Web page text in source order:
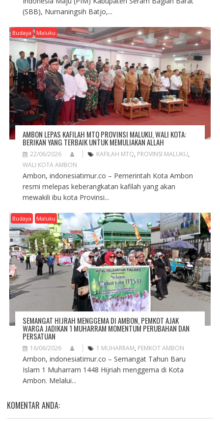
(SBB), Nurnaningsih Batjo,...
Budaya Maluku
AMBON LEPAS KAFILAH MTQ PROVINSI MALUKU, WALI KOTA:
BERIKAN YANG TERBAIK UNTUK MEMULIAKAN ALLAH
22/06/2026 KAFILAH MTQ, PROVINSI MALUKU,
WALI KOTA AMBON
Ambon, indonesiatimur.co – Pemerintah Kota Ambon
resmi melepas keberangkatan kafilah yang akan
mewakili ibu kota Provinsi...
Budaya Maluku
SEMANGAT HIJRAH MENGGEMA DI AMBON, PEMKOT AJAK
WARGA JADIKAN 1 MUHARRAM MOMENTUM PERUBAHAN DAN
PERSATUAN
16/06/2026 1 MUHARRAM, PEMKOT AMBON
Ambon, indonesiatimur.co – Semangat Tahun Baru
Islam 1 Muharram 1448 Hijriah menggema di Kota
Ambon. Melalui...
KOMENTAR ANDA: